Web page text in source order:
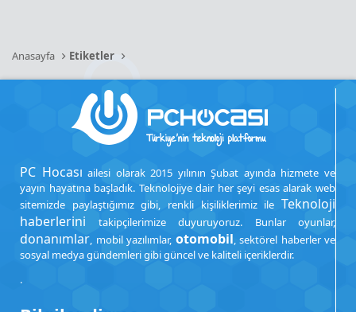
Anasayfa Etiketler
PC Hocası ailesi olarak 2015 yılının Şubat ayında hizmete ve
yayın hayatına başladık. Teknolojiye dair her şeyi esas alarak web
sitemizde paylaştığımız gibi, renkli kişiliklerimiz ile Teknoloji
haberlerini takipçilerimize duyuruyoruz. Bunlar oyunlar,
donanımlar, mobil yazılımlar, otomobil, sektörel haberler ve
sosyal medya gündemleri gibi güncel ve kaliteli içeriklerdir.
.